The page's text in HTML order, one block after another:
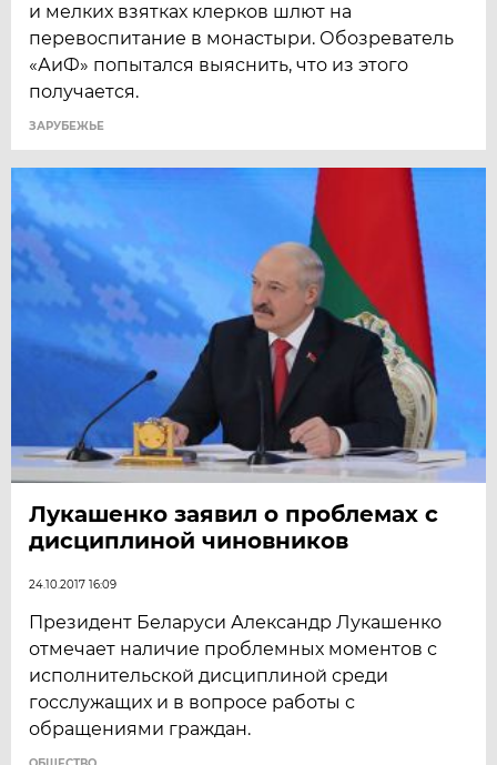
и мелких взятках клерков шлют на
перевоспитание в монастыри. Обозреватель
«АиФ» попытался выяснить, что из этого
получается.
ЗАРУБЕЖЬЕ
Лукашенко заявил о проблемах с
дисциплиной чиновников
24.10.2017 16:09
Президент Беларуси Александр Лукашенко
отмечает наличие проблемных моментов с
исполнительской дисциплиной среди
госслужащих и в вопросе работы с
обращениями граждан.